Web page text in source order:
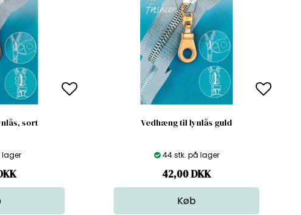
sort
lager
Vedhæng til lynlås guld
44 stk. på lager
42,00DKK